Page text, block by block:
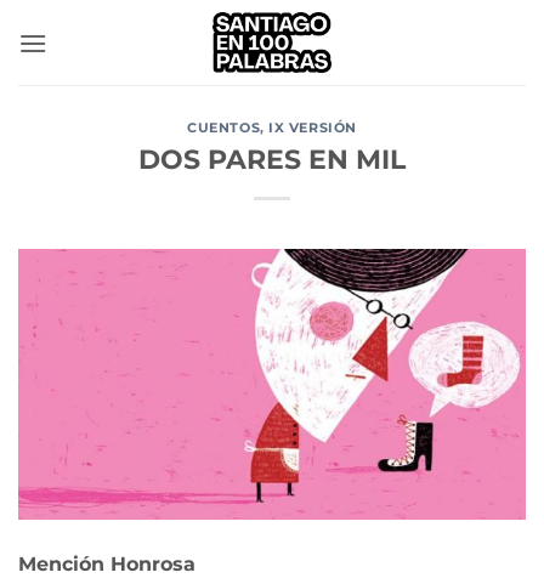
CUENTOS, IX VERSIÓN
DOS PARES EN MIL
Mención Honrosa